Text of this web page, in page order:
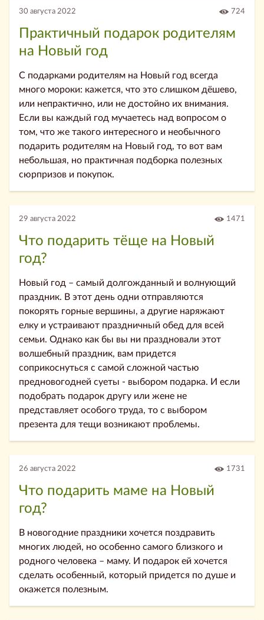
30 августа 2022 724
Практичный подарок родителям
на Новый год
С подарками родителям на Новый год всегда
много мороки: кажется, что это слишком дёшево,
или непрактично, или не достойно их внимания.
Если вы каждый год мучаетесь над вопросом о
том, что же такого интересного и необычного
подарить родителям на Новый год, то вот вам
небольшая, но практичная подборка полезных
сюрпризов и покупок.
29 августа 2022 1471
Что подарить тёще на Новый
год?
Новый год – самый долгожданный и волнующий
праздник. В этот день одни отправляются
покорять горные вершины, а другие наряжают
елку и устраивают праздничный обед для всей
семьи. Однако как бы вы ни праздновали этот
волшебный праздник, вам придется
соприкоснуться с самой сложной частью
предновогодней суеты - выбором подарка. И если
подобрать подарок другу или жене не
представляет особого труда, то с выбором
презента для тещи возникают проблемы.
26 августа 2022 1731
Что подарить маме на Новый
год?
В новогодние праздники хочется поздравить
многих людей, но особенно самого близкого и
родного человека – маму. И подарок ей хочется
сделать особенный, который придется по душе и
окажется полезным.